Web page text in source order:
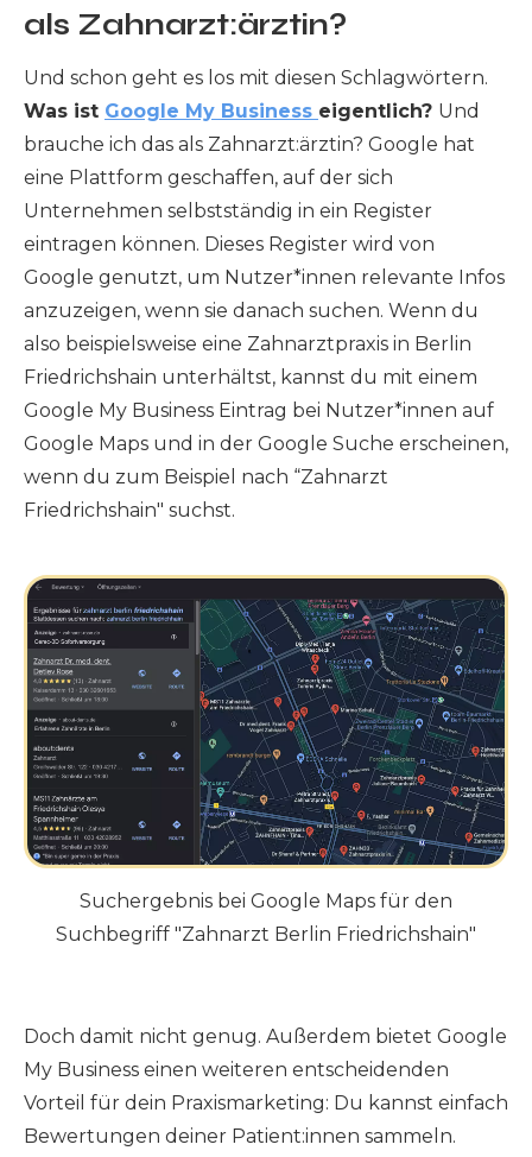
als Zahnarzt:ärztin?
Und schon geht es los mit diesen Schlagwörtern.
Was ist Google My Business eigentlich? Und
brauche ich das als Zahnarzt:ärztin? Google hat
eine Plattform geschaffen, auf der sich
Unternehmen selbstständig in ein Register
eintragen können. Dieses Register wird von
Google genutzt, um Nutzer*innen relevante Infos
anzuzeigen, wenn sie danach suchen. Wenn du
also beispielsweise eine Zahnarztpraxis in Berlin
Friedrichshain unterhältst, kannst du mit einem
Google My Business Eintrag bei Nutzer*innen auf
Google Maps und in der Google Suche erscheinen,
wenn du zum Beispiel nach “Zahnarzt
Friedrichshain" suchst.
Suchergebnis bei Google Maps für den
Suchbegriff "Zahnarzt Berlin Friedrichshain"
Doch damit nicht genug. Außerdem bietet Google
My Business einen weiteren entscheidenden
Vorteil für dein Praxismarketing: Du kannst einfach
Bewertungen deiner Patient:innen sammeln.